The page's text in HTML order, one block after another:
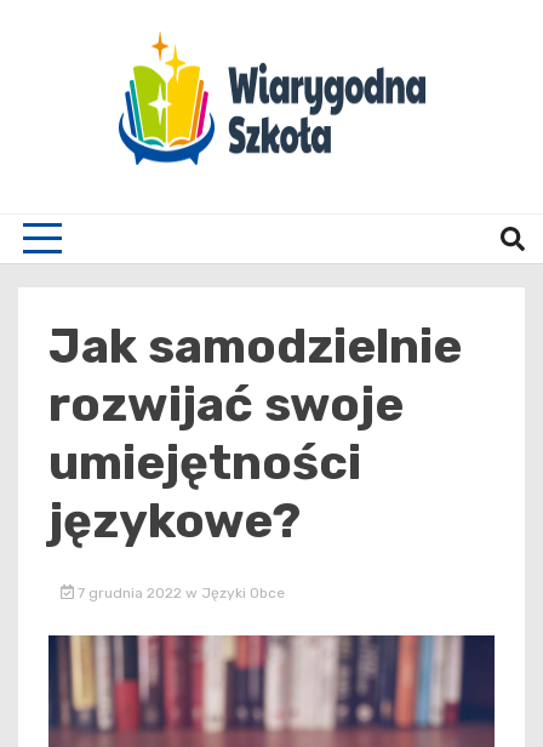
Jak samodzielnie
rozwijać swoje
umiejętności
językowe?
7 grudnia 2022 w Języki Obce